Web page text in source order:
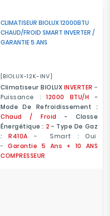
CLIMATISEUR BIOLUX 12000BTU
CHAUD/FROID SMART INVERTER /
GARANTIE 5 ANS
[BIOLUX-12K-INV]
Climatiseur BIOLUX INVERTER-
Puissance :
12000 BTU/H
-
Mode De Refroidissement :
Chaud / Froid - Classe
Énergétique : 2 - Type De Gaz
:R410A- Smart : Oui
-
Garantie 5 Ans + 10 ANS
COMPRESSEUR